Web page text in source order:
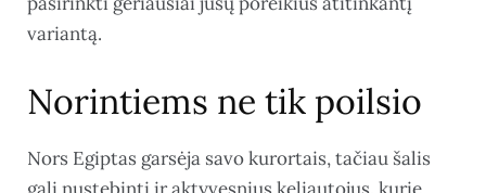
variantą.
Norintiems ne tik poilsio
Nors Egiptas garsėja savo kurortais, tačiau šalis